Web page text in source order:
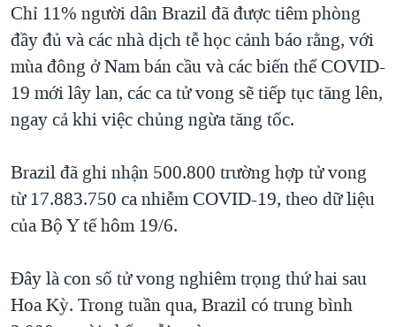
Chỉ 11% người dân Brazil đã được tiêm phòng
đầy đủ và các nhà dịch tễ học cảnh báo rằng, với
mùa đông ở Nam bán cầu và các biến thể COVID-
19 mới lây lan, các ca tử vong sẽ tiếp tục tăng lên,
ngay cả khi việc chủng ngừa tăng tốc.
Brazil đã ghi nhận 500.800 trường hợp tử vong
từ 17.883.750 ca nhiễm COVID-19, theo dữ liệu
của Bộ Y tế hôm 19/6.
Đây là con số tử vong nghiêm trọng thứ hai sau
Hoa Kỳ. Trong tuần qua, Brazil có trung bình